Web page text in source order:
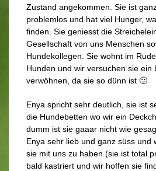
Zustand angekommen. Sie ist
problemlos und hat viel Hunger,
finden. Sie geniesst die
Gesellschaft von uns Menschen
Hundekollegen. Sie wohnt im
Hunden und wir versuchen sie ein
verwöhnen, da sie so dünn ist 🙂
Enya spricht sehr deutlich, sie ist
die Hundebetten wo wir ein
dumm ist sie gaaar nicht wie
Enya sehr lieb und ganz süss und
sie mit uns zu haben (sie ist total
bald kastriert und wir hoffen sie